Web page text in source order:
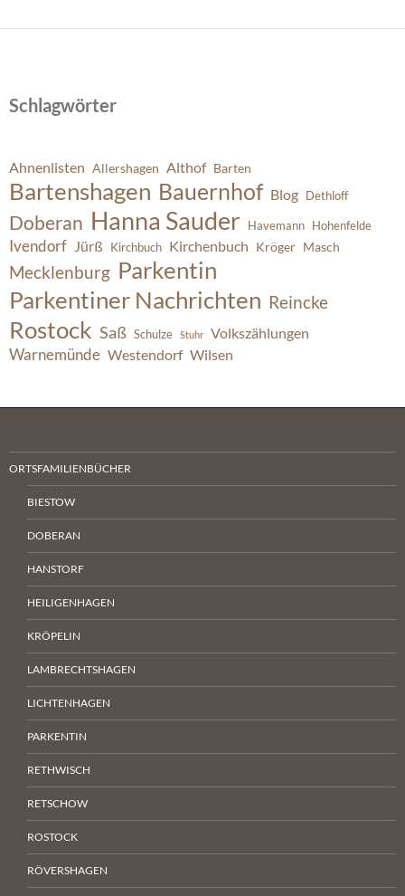
Schlagwörter
Ahnenlisten Allershagen Althof Barten
Bartenshagen Bauernhof Blog Dethloff
Doberan Hanna Sauder Havemann Hohenfelde
Ivendorf Jürß Kirchbuch Kirchenbuch Kröger Masch
Mecklenburg Parkentin
Parkentiner Nachrichten Reincke
Rostock Saß Schulze Stuhr Volkszählungen
Warnemünde Westendorf Wilsen
ORTSFAMILIENBÜCHER
BIESTOW
DOBERAN
HANSTORF
HEILIGENHAGEN
KRÖPELIN
LAMBRECHTSHAGEN
LICHTENHAGEN
PARKENTIN
RETHWISCH
RETSCHOW
ROSTOCK
RÖVERSHAGEN